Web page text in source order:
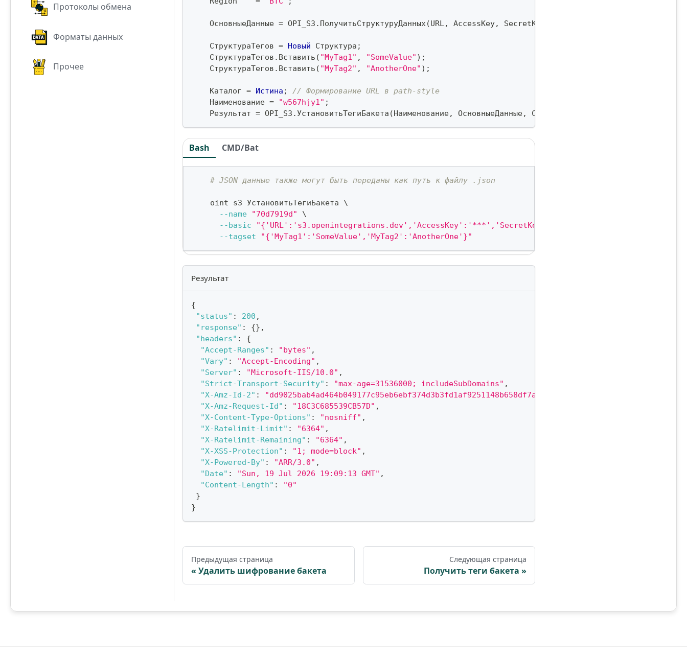
Протоколы обмена
Форматы данных
Прочее
    ОсновныеДанные
= OPI_S3 . ПолучитьСтруктуруДанных(URL, AccessKey, SecretKey
    СтруктураТегов
= Новый Структура ;
    СтруктураТегов
. Вставить ( "MyTag1" , "SomeValue" ) ;
    СтруктураТегов
. Вставить ( "MyTag2" , "AnotherOne" ) ;
    Каталог
= Истина ;
// Формирование URL в path-style
    Наименование
= "w567hjy1" ;
    Результат
= OPI_S3 . УстановитьТегиБакета (Наименование, ОсновныеДанные, СтруктураТегов
Bash CMD/Bat
# JSON данные также могут быть переданы как путь к файлу .json
    oint s3 УстановитьТегиБакета
\
--name
"70d7919d"
\
--basic
--tagset
"{'MyTag1':'SomeValue','MyTag2':'AnotherOne'}"
Результат
{
"status" : 200 ,
"response" : {} ,
"headers" :
{
"Accept-Ranges" : "bytes" ,
"Vary" : "Accept-Encoding" ,
"Server" : "Microsoft-IIS/10.0" ,
"Strict-Transport-Security" : "max-age=31536000; includeSubDomains" ,
"X-Amz-Id-2" : "dd9025bab4ad464b049177c95eb6ebf374d3b3fd1af9251148b658df7ac2e3e8"
"X-Amz-Request-Id" : "18C3C685539CB57D" ,
"X-Content-Type-Options" : "nosniff" ,
"X-Ratelimit-Limit" : "6364" ,
"X-Ratelimit-Remaining" : "6364" ,
"X-XSS-Protection" : "1; mode=block" ,
"X-Powered-By" : "ARR/3.0" ,
"Date" : "Sun, 19 Jul 2026 19:09:13 GMT" ,
"Content-Length" :
"0"
}
}
Предыдущая страница
Удалить шифрование бакета
Следующая страница
Получить теги бакета